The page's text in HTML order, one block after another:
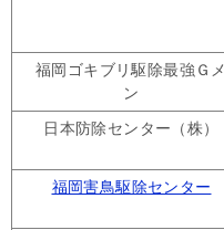
福岡ゴキブリ駆除最強Ｇメ
ン
日本防除センター（株）
福岡害鳥駆除センター